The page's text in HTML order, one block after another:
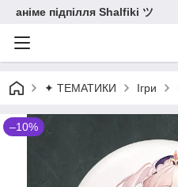
аніме підпілля Shalfiki ツ
✦ ТЕМАТИКИ Ігри
–10%